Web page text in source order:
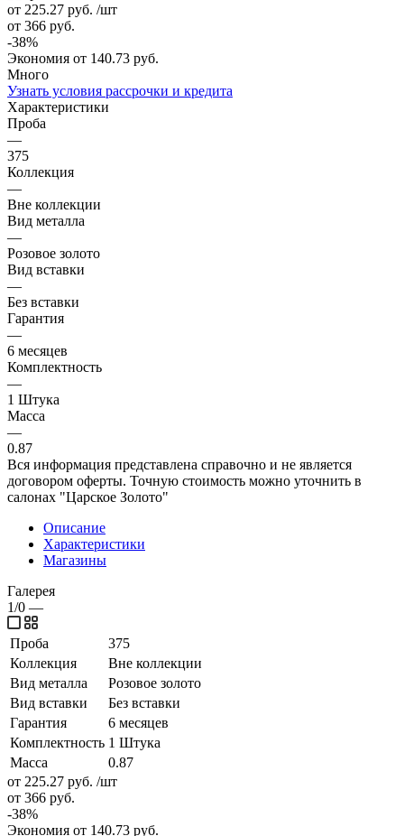
от 225.27 руб. /шт
от 366 руб.
-38%
Экономия от 140.73 руб.
Много
Узнать условия рассрочки и кредита
Характеристики
Проба
—
375
Коллекция
—
Вне коллекции
Вид металла
—
Розовое золото
Вид вставки
—
Без вставки
Гарантия
—
6 месяцев
Комплектность
—
1 Штука
Масса
—
0.87
Вся информация представлена справочно и не является
договором оферты. Точную стоимость можно уточнить в
салонах "Царское Золото"
Описание
Характеристики
Магазины
Галерея
1/0 —
Проба
375
Коллекция
Вне коллекции
Вид металла
Розовое золото
Вид вставки
Без вставки
Гарантия
6 месяцев
Комплектность 1 Штука
Масса
0.87
от 225.27 руб. /шт
от 366 руб.
-38%
Экономия от 140.73 руб.